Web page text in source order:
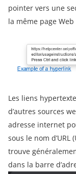
pointer vers une
la même page
Les liens
d’autres sources
adresse internet
sous le nom d’URL
trouve
dans la barre